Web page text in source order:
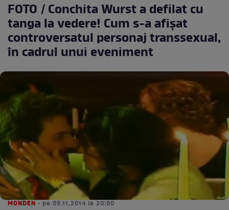
FOTO / Conchita Wurst a defilat cu
tanga la vedere! Cum s-a afişat
controversatul personaj transsexual,
în cadrul unui eveniment
MONDEN • pe 03.11.2014 la 20:00